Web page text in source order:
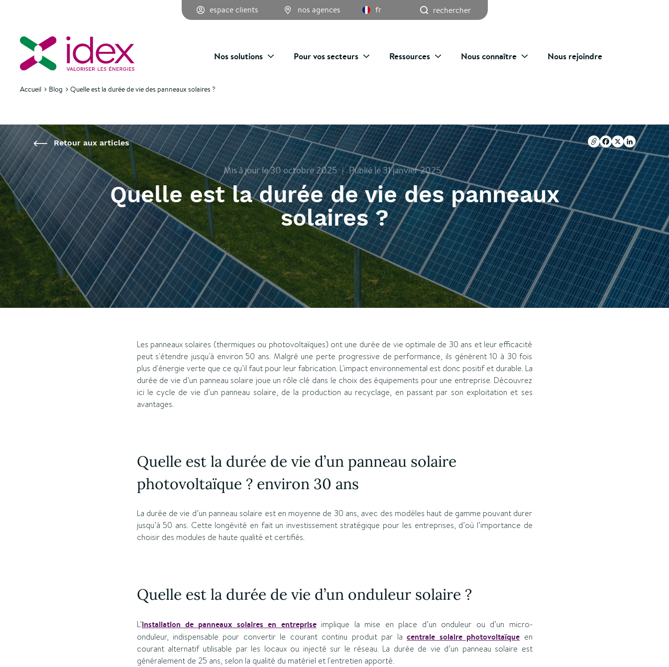
espace clients nos agences fr
Nos solutions Pour vos secteurs Ressources Nous connaître Nous rejoindre
Accueil Blog Quelle est la durée de vie des panneaux solaires ?
Retour aux articles Copier l'url
Facebook
X LinkedIn
Mis à jour le 30 octobre 2025 Publié le 31 janvier 2025
Quelle est la durée de vie des panneaux
solaires ?
Retour aux articles
Copier l'url
Les panneaux solaires (thermiques ou photovoltaïques) ont une durée de vie optimale de 30 ans et leur efficacité
peut s'étendre jusqu'à environ 50 ans. Malgré une perte progressive de performance, ils génèrent 10 à 30 fois
plus d'énergie verte que ce qu’il faut pour leur fabrication. L'impact environnemental est donc positif et durable. La
durée de vie d’un panneau solaire joue un rôle clé dans le choix des équipements pour une entreprise. Découvrez
ici le cycle de vie d’un panneau solaire, de la production au recyclage, en passant par son exploitation et ses
avantages.
Quelle est la durée de vie d’un panneau solaire
photovoltaïque ? environ 30 ans
La durée de vie d’un panneau solaire est en moyenne de 30 ans, avec des modèles haut de gamme pouvant durer
jusqu’à 50 ans. Cette longévité en fait un investissement stratégique pour les entreprises, d’où l’importance de
choisir des modules de haute qualité et certifiés.
Quelle est la durée de vie d’un onduleur solaire ?
L’installation de panneaux solaires en entrepriseimplique la mise en place d’un onduleur ou d’un micro-
onduleur, indispensable pour convertir le courant continu produit par lacentrale solaire photovoltaïque en
courant alternatif utilisable par les locaux ou injecté sur le réseau. La durée de vie d’un panneau solaire est
généralement de 25 ans, selon la qualité du matériel et l'entretien apporté.